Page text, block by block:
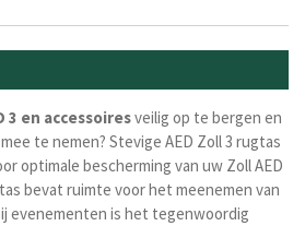
3 en accessoiresveilig op te bergen en
te nemen? Stevige AED Zoll 3 rugtas
optimale bescherming van uw Zoll AED
tas bevat ruimte voor het meenemen van
evenementen is het tegenwoordig